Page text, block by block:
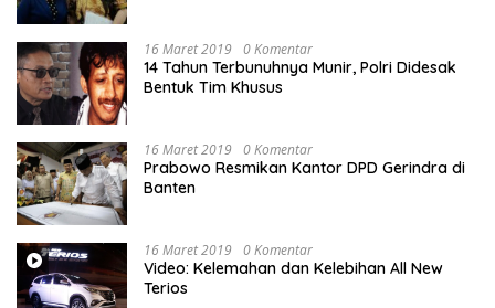
16 Maret 2019 0 Komentar
14 Tahun Terbunuhnya Munir, Polri Didesak
Bentuk Tim Khusus
16 Maret 2019 0 Komentar
Prabowo Resmikan Kantor DPD Gerindra di
Banten
16 Maret 2019 0 Komentar
Video: Kelemahan dan Kelebihan All New
Terios